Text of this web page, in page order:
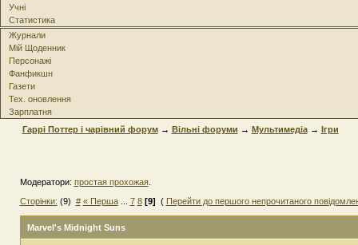
Учні
Статистика
Журнали
Мій Щоденник
Персонажі
Фанфикшн
Газети
Тех. оновлення
Зарплатня
Гаррі Поттер і чарівний форум→ Вільні форуми → Мультимедіа→ Ігри
Модератори: простая прохожая.
Сторінки: (9) # « Перша... 7 8 [9] ( Перейти до першого непрочитаного
Marvel's Midnight Suns